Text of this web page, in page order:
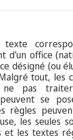
d'un office
désigné (ou
tout, les
ne pas
se
règles
les seules
les textes